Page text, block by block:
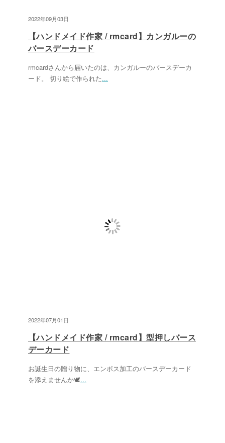
2022年09月03日
【ハンドメイド作家 / rmcard】カンガルーの
バースデーカード
rmcardさんから届いたのは、カンガルーのバースデーカ
ード。 切り絵で作られた...
2022年07月01日
【ハンドメイド作家 / rmcard】型押しバース
デーカード
お誕生日の贈り物に、エンボス加工のバースデーカード
を添えませんか🕊...